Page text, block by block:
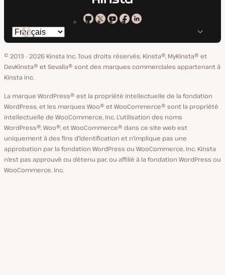
Kinsta
GitHub
Kinsta
X
Kinsta
YouTube
Kinsta
Facebook
Kinsta
LinkedIn
Changer
de
langue
© 2013 - 2026 Kinsta Inc. Tous droits réservés. Kinsta®, MyKinsta® et
DevKinsta® et Sevalla® sont des marques commerciales appartenant à
Kinsta Inc.
La marque WordPress® est la propriété intellectuelle de la fondation
WordPress, et les marques Woo® et WooCommerce® sont la propriété
intellectuelle de WooCommerce, Inc. L'utilisation des noms
WordPress®, Woo®, et WooCommerce® dans ce site web est
uniquement à des fins d'identification et n'implique pas une
approbation par la fondation WordPress ou WooCommerce, Inc. Kinsta
n'est pas approuvé ou détenu par, ou affilié à la fondation WordPress ou
WooCommerce, Inc.